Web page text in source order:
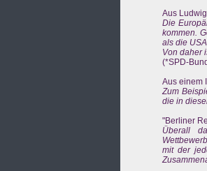
Aus
Die
kommen.
als die
Von daher
(*SPD-
Aus einem
Zum
die in
"Berliner
Überall
mit der